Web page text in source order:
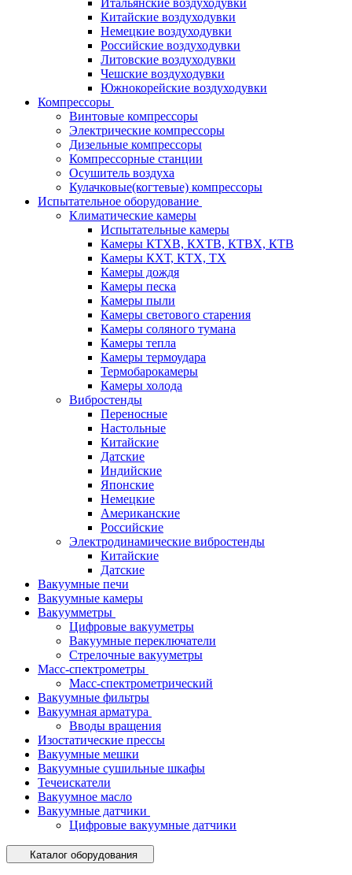
Итальянские воздуходувки
Китайские воздуходувки
Немецкие воздуходувки
Российские воздуходувки
Литовские воздуходувки
Чешские воздуходувки
Южнокорейские воздуходувки
Компрессоры
Винтовые компрессоры
Электрические компрессоры
Дизельные компрессоры
Компрессорные станции
Осушитель воздуха
Кулачковые(когтевые) компрессоры
Испытательное оборудование
Климатические камеры
Испытательные камеры
Камеры КТХВ, КХТВ, КТВХ, КТВ
Камеры КХТ, КТХ, ТХ
Камеры дождя
Камеры песка
Камеры пыли
Камеры светового старения
Камеры соляного тумана
Камеры тепла
Камеры термоудара
Термобарокамеры
Камеры холода
Вибростенды
Переносные
Настольные
Китайские
Датские
Индийские
Японские
Немецкие
Американские
Российские
Электродинамические вибростенды
Китайские
Датские
Вакуумные печи
Вакуумные камеры
Вакуумметры
Цифровые вакууметры
Вакуумные переключатели
Стрелочные вакууметры
Масс-спектрометры
Масс-спектрометрический
Вакуумные фильтры
Вакуумная арматура
Вводы вращения
Изостатические прессы
Вакуумные мешки
Вакуумные сушильные шкафы
Течеискатели
Вакуумное масло
Вакуумные датчики
Цифровые вакуумные датчики
Каталог оборудования